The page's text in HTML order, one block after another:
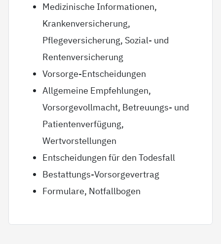
Medizinische Informationen,
Krankenversicherung,
Pflegeversicherung, Sozial- und
Rentenversicherung
Vorsorge-Entscheidungen
Allgemeine Empfehlungen,
Vorsorgevollmacht, Betreuungs- und
Patientenverfügung,
Wertvorstellungen
Entscheidungen für den Todesfall
Bestattungs-Vorsorgevertrag
Formulare, Notfallbogen